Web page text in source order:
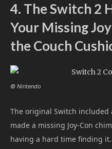
4. The Switch 2
Your Missing
the Couch
© Nintendo
The original Switch
made a missing Joy-Con
having a hard time finding